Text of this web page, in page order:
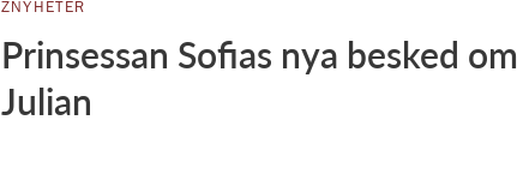
ZNYHETER
Prinsessan Sofias nya besked
Julian